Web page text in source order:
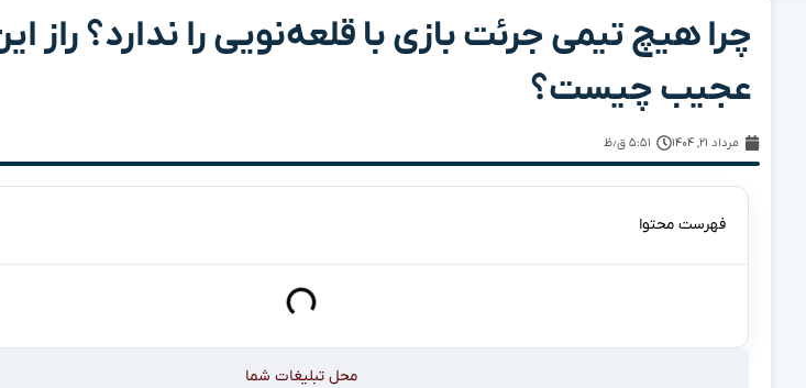
چرا هیچ تیمی جرئت بازی با قلعه‌نویی را ندارد؟ راز
عجیب چیست؟
مرداد ۲۱, ۱۴۰۴ ۵:۵۱ ق٫ظ
فهرست محتوا
محل تبلیغات شما